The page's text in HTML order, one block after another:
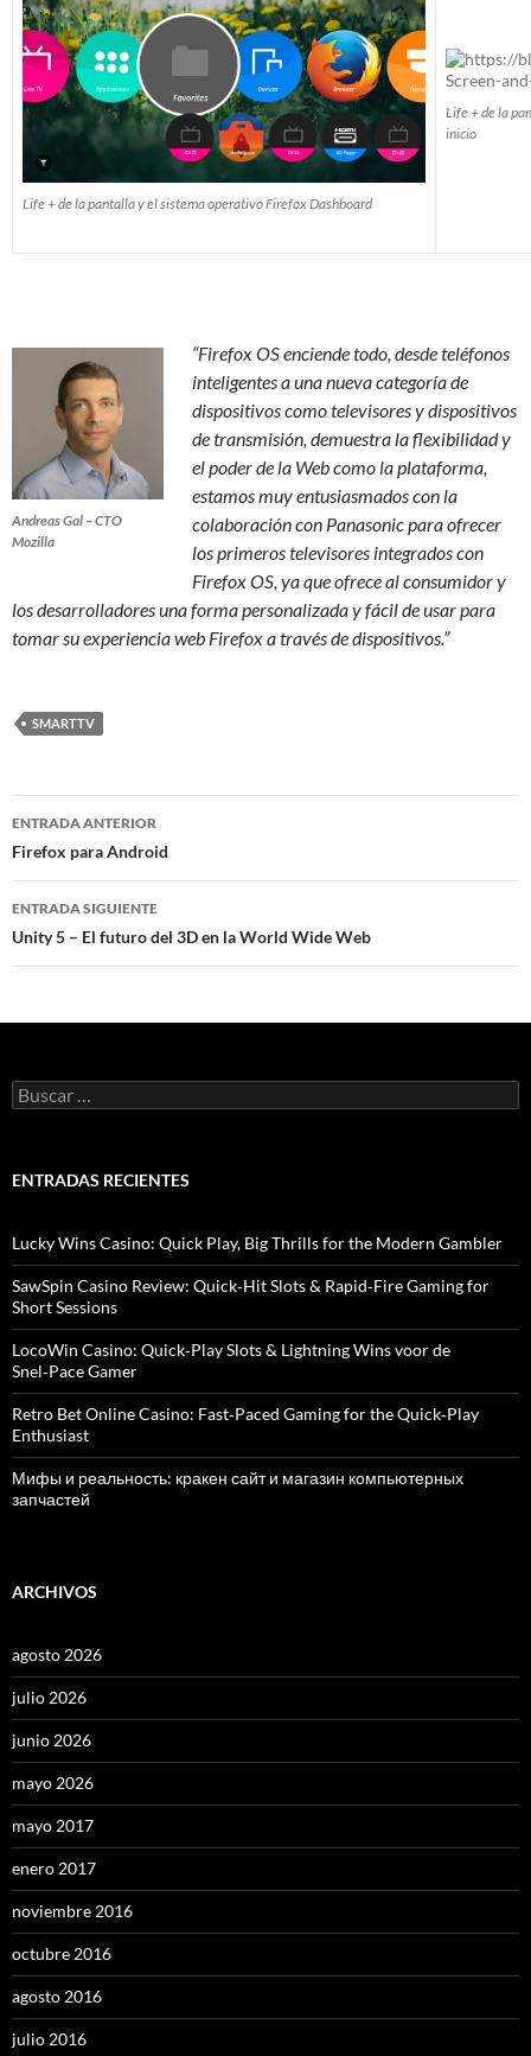
Life + de la pantalla y el sistema operativo Firefox Dashboard
Life + de la
inicio
Andreas Gal – CTO
Mozilla
“Firefox OS enciende todo, desde teléfonos
inteligentes a una nueva categoría de
dispositivos como televisores y dispositivos
de transmisión, demuestra la flexibilidad y
el poder de la Web como la plataforma,
estamos muy entusiasmados con la
colaboración con Panasonic para ofrecer
los primeros televisores integrados con
Firefox OS, ya que ofrece al consumidor y
los desarrolladores una forma personalizada y fácil de usar para
tomar su experiencia web Firefox a través de dispositivos.”
SMARTTV
Navegación
de
entradas
ENTRADA ANTERIOR
Firefox para Android
ENTRADA SIGUIENTE
Unity 5 – El futuro del 3D en la World Wide Web
B
u
a
ENTRADAS RECIENTES
Lucky Wins Casino: Quick Play, Big Thrills for the Modern Gambler
SawSpin Casino Review: Quick‑Hit Slots & Rapid‑Fire Gaming for
Short Sessions
LocoWin Casino: Quick‑Play Slots & Lightning Wins voor de
Snel‑Pace Gamer
Retro Bet Online Casino: Fast‑Paced Gaming for the Quick‑Play
Enthusiast
Мифы и реальность: кракен сайт и магазин компьютерных
запчастей
ARCHIVOS
agosto 2026
julio 2026
junio 2026
mayo 2026
mayo 2017
enero 2017
noviembre 2016
octubre 2016
agosto 2016
julio 2016